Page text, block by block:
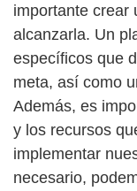
importante crear
alcanzarla. Un
específicos que
meta, así como
Además, es
y los recursos
implementar
necesario,